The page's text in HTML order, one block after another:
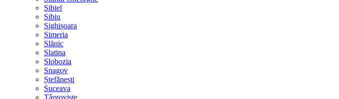
Sibiel
Sibiu
Sighișoara
Simeria
Slănic
Slatina
Slobozia
Snagov
Ștefănești
Suceava
Târgoviște